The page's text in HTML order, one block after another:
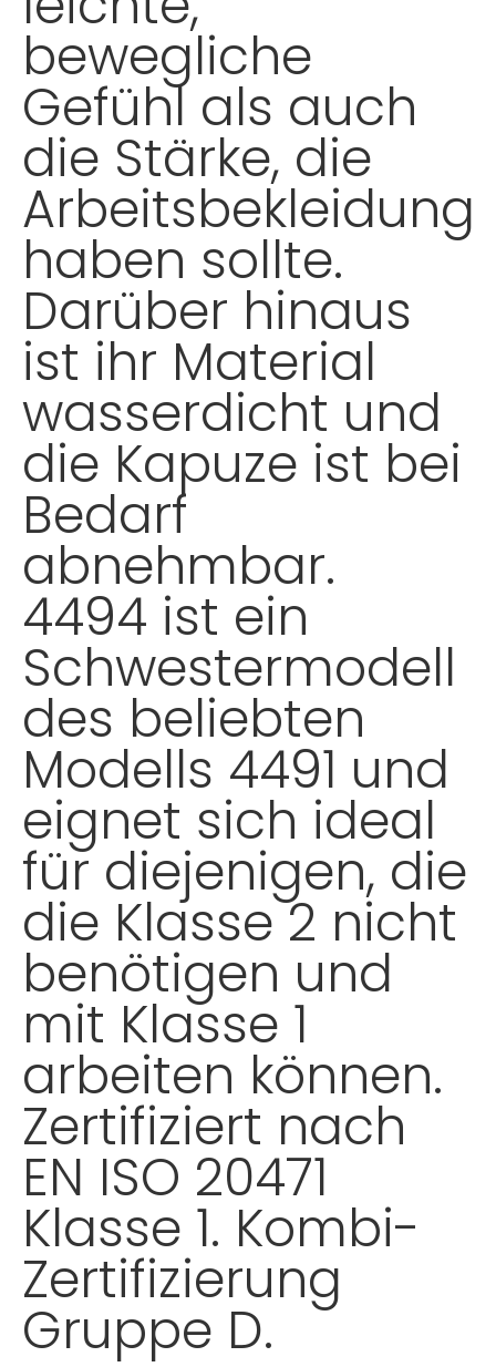
bewegliche
Gefühl als auch
die Stärke, die
Arbeitsbekleidung
haben sollte.
Darüber hinaus
ist ihr Material
wasserdicht und
die Kapuze ist bei
Bedarf
abnehmbar.
4494 ist ein
Schwestermodell
des beliebten
Modells 4491 und
eignet sich ideal
für diejenigen, die
die Klasse 2 nicht
benötigen und
mit Klasse 1
arbeiten können.
Zertifiziert nach
EN ISO 20471
Klasse 1. Kombi-
Zertifizierung
Gruppe D.